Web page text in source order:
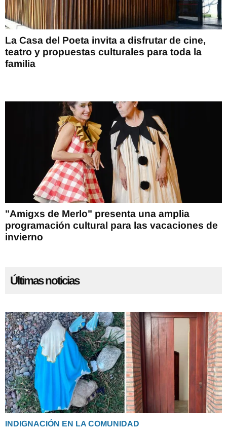
La Casa del Poeta invita a disfrutar de cine,
teatro y propuestas culturales para toda la
familia
"Amigxs de Merlo" presenta una amplia
programación cultural para las vacaciones de
invierno
Últimas noticias
INDIGNACIÓN EN LA COMUNIDAD